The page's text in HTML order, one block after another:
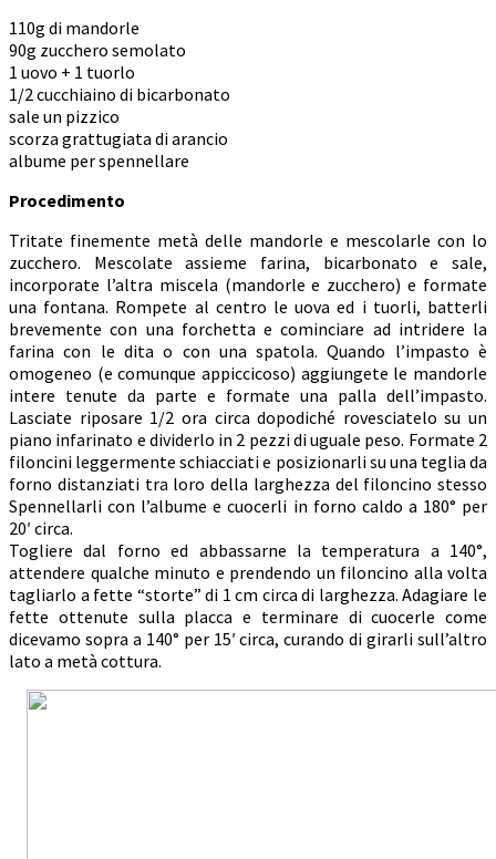
110g di mandorle
90g zucchero semolato
1 uovo + 1 tuorlo
1/2 cucchiaino di bicarbonato
sale un pizzico
scorza grattugiata di arancio
albume per spennellare
Procedimento
Tritate finemente metà delle mandorle e mescolarle con lo
zucchero. Mescolate assieme farina, bicarbonato e sale,
incorporate l’altra miscela (mandorle e zucchero) e formate
una fontana. Rompete al centro le uova ed i tuorli, batterli
brevemente con una forchetta e cominciare ad intridere la
farina con le dita o con una spatola. Quando l’impasto è
omogeneo (e comunque appiccicoso) aggiungete le mandorle
intere tenute da parte e formate una palla dell’impasto.
Lasciate riposare 1/2 ora circa dopodiché rovesciatelo su un
piano infarinato e dividerlo in 2 pezzi di uguale peso. Formate 2
filoncini leggermente schiacciati e posizionarli su una teglia da
forno distanziati tra loro della larghezza del filoncino stesso
Spennellarli con l’albume e cuocerli in forno caldo a 180° per
20′ circa.
Togliere dal forno ed abbassarne la temperatura a 140°,
attendere qualche minuto e prendendo un filoncino alla volta
tagliarlo a fette “storte” di 1 cm circa di larghezza. Adagiare le
fette ottenute sulla placca e terminare di cuocerle come
dicevamo sopra a 140° per 15′ circa, curando di girarli sull’altro
lato a metà cottura.